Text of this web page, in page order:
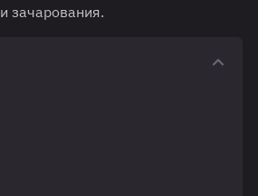
и зачарования.